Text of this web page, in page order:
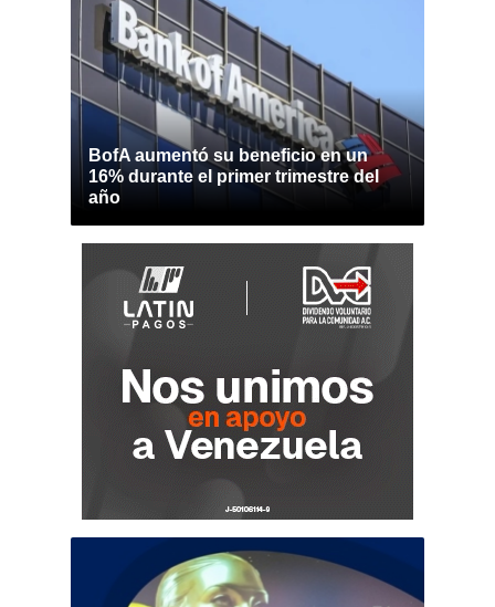
BofA aumentó su beneficio en un
16% durante el primer trimestre del
año